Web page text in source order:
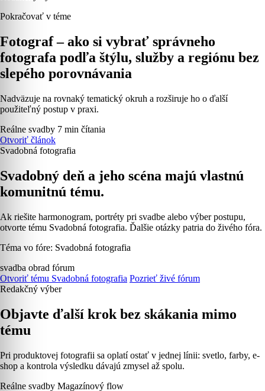
Pokračovať v téme
Fotograf – ako si vybrať správneho
fotografa podľa štýlu, služby a regiónu bez
slepého porovnávania
Nadväzuje na rovnaký tematický okruh a rozširuje ho o ďalší
použiteľný postup v praxi.
Reálne svadby 7 min čítania
Otvoriť článok
Svadobná fotografia
Svadobný deň a jeho scéna majú vlastnú
komunitnú tému.
Ak riešite harmonogram, portréty pri svadbe alebo výber postupu,
otvorte tému Svadobná fotografia. Ďalšie otázky patria do živého fóra.
Téma vo fóre: Svadobná fotografia
svadba obrad fórum
Otvoriť tému Svadobná fotografia Pozrieť živé fórum
Redakčný výber
Objavte ďalší krok bez skákania mimo
tému
Pri produktovej fotografii sa oplatí ostať v jednej línii: svetlo, farby, e-
shop a kontrola výsledku dávajú zmysel až spolu.
Reálne svadby Magazínový flow